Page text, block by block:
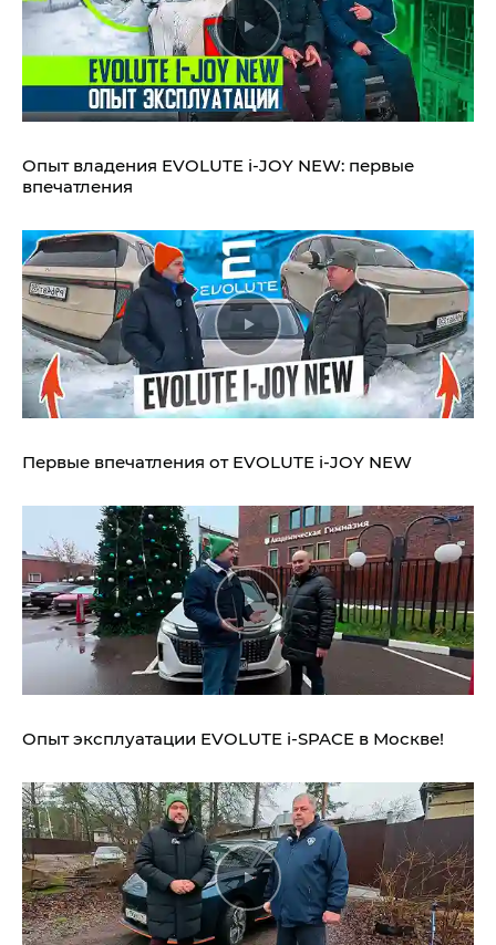
Опыт владения EVOLUTE i‑JOY NEW: первые
впечатления
Первые впечатления от EVOLUTE i‑JOY NEW
Опыт эксплуатации EVOLUTE i‑SPACE в Москве!